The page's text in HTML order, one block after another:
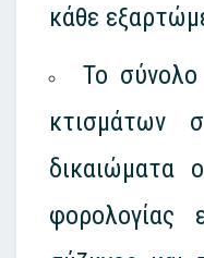
κάθε
Το
κτισμάτων
δικαιώματα